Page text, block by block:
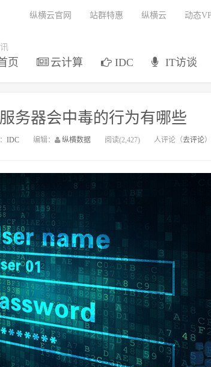
页 云计算 IDC IT访谈
纵横云官网 站群特惠 纵横云 动态
务器会中毒的行为有哪些
IDC 编辑： 纵横数据 阅读(2,427) 人评论（去评论）